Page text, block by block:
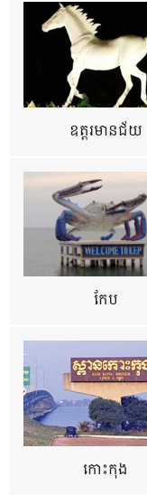
ឧត្ដរមានជ័យ
កែប
កោះកុង